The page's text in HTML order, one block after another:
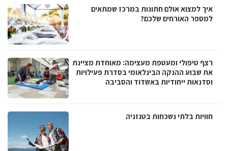
איך למצוא אולם חתונות במרכז שמתאים
למספר האורחים שלכם?
רצף טיפולי ומעטפת מעצימה: מאוחדת מציינת
את שבוע ההנקה הבינלאומי בסדרת פעילויות
וסדנאות ייחודיות באשדוד והסביבה
חוויות בלתי נשכחות בטנזניה